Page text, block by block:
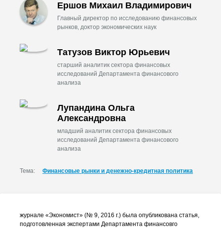
Ершов Михаил Владимирович
Главный директор по исследованию финансовых
рынков, доктор экономических наук
Татузов Виктор Юрьевич
старший аналитик сектора финансовых
исследований Департамента финансового
анализа
Лупандина Ольга
Александровна
младший аналитик сектора финансовых
исследований Департамента финансового
анализа
Тема: Финансовые рынки и денежно-кредитная политика
журнале «Экономист» (№ 9, 2016 г.) была опубликована статья,
подготовленная экспертами Департамента финансовго